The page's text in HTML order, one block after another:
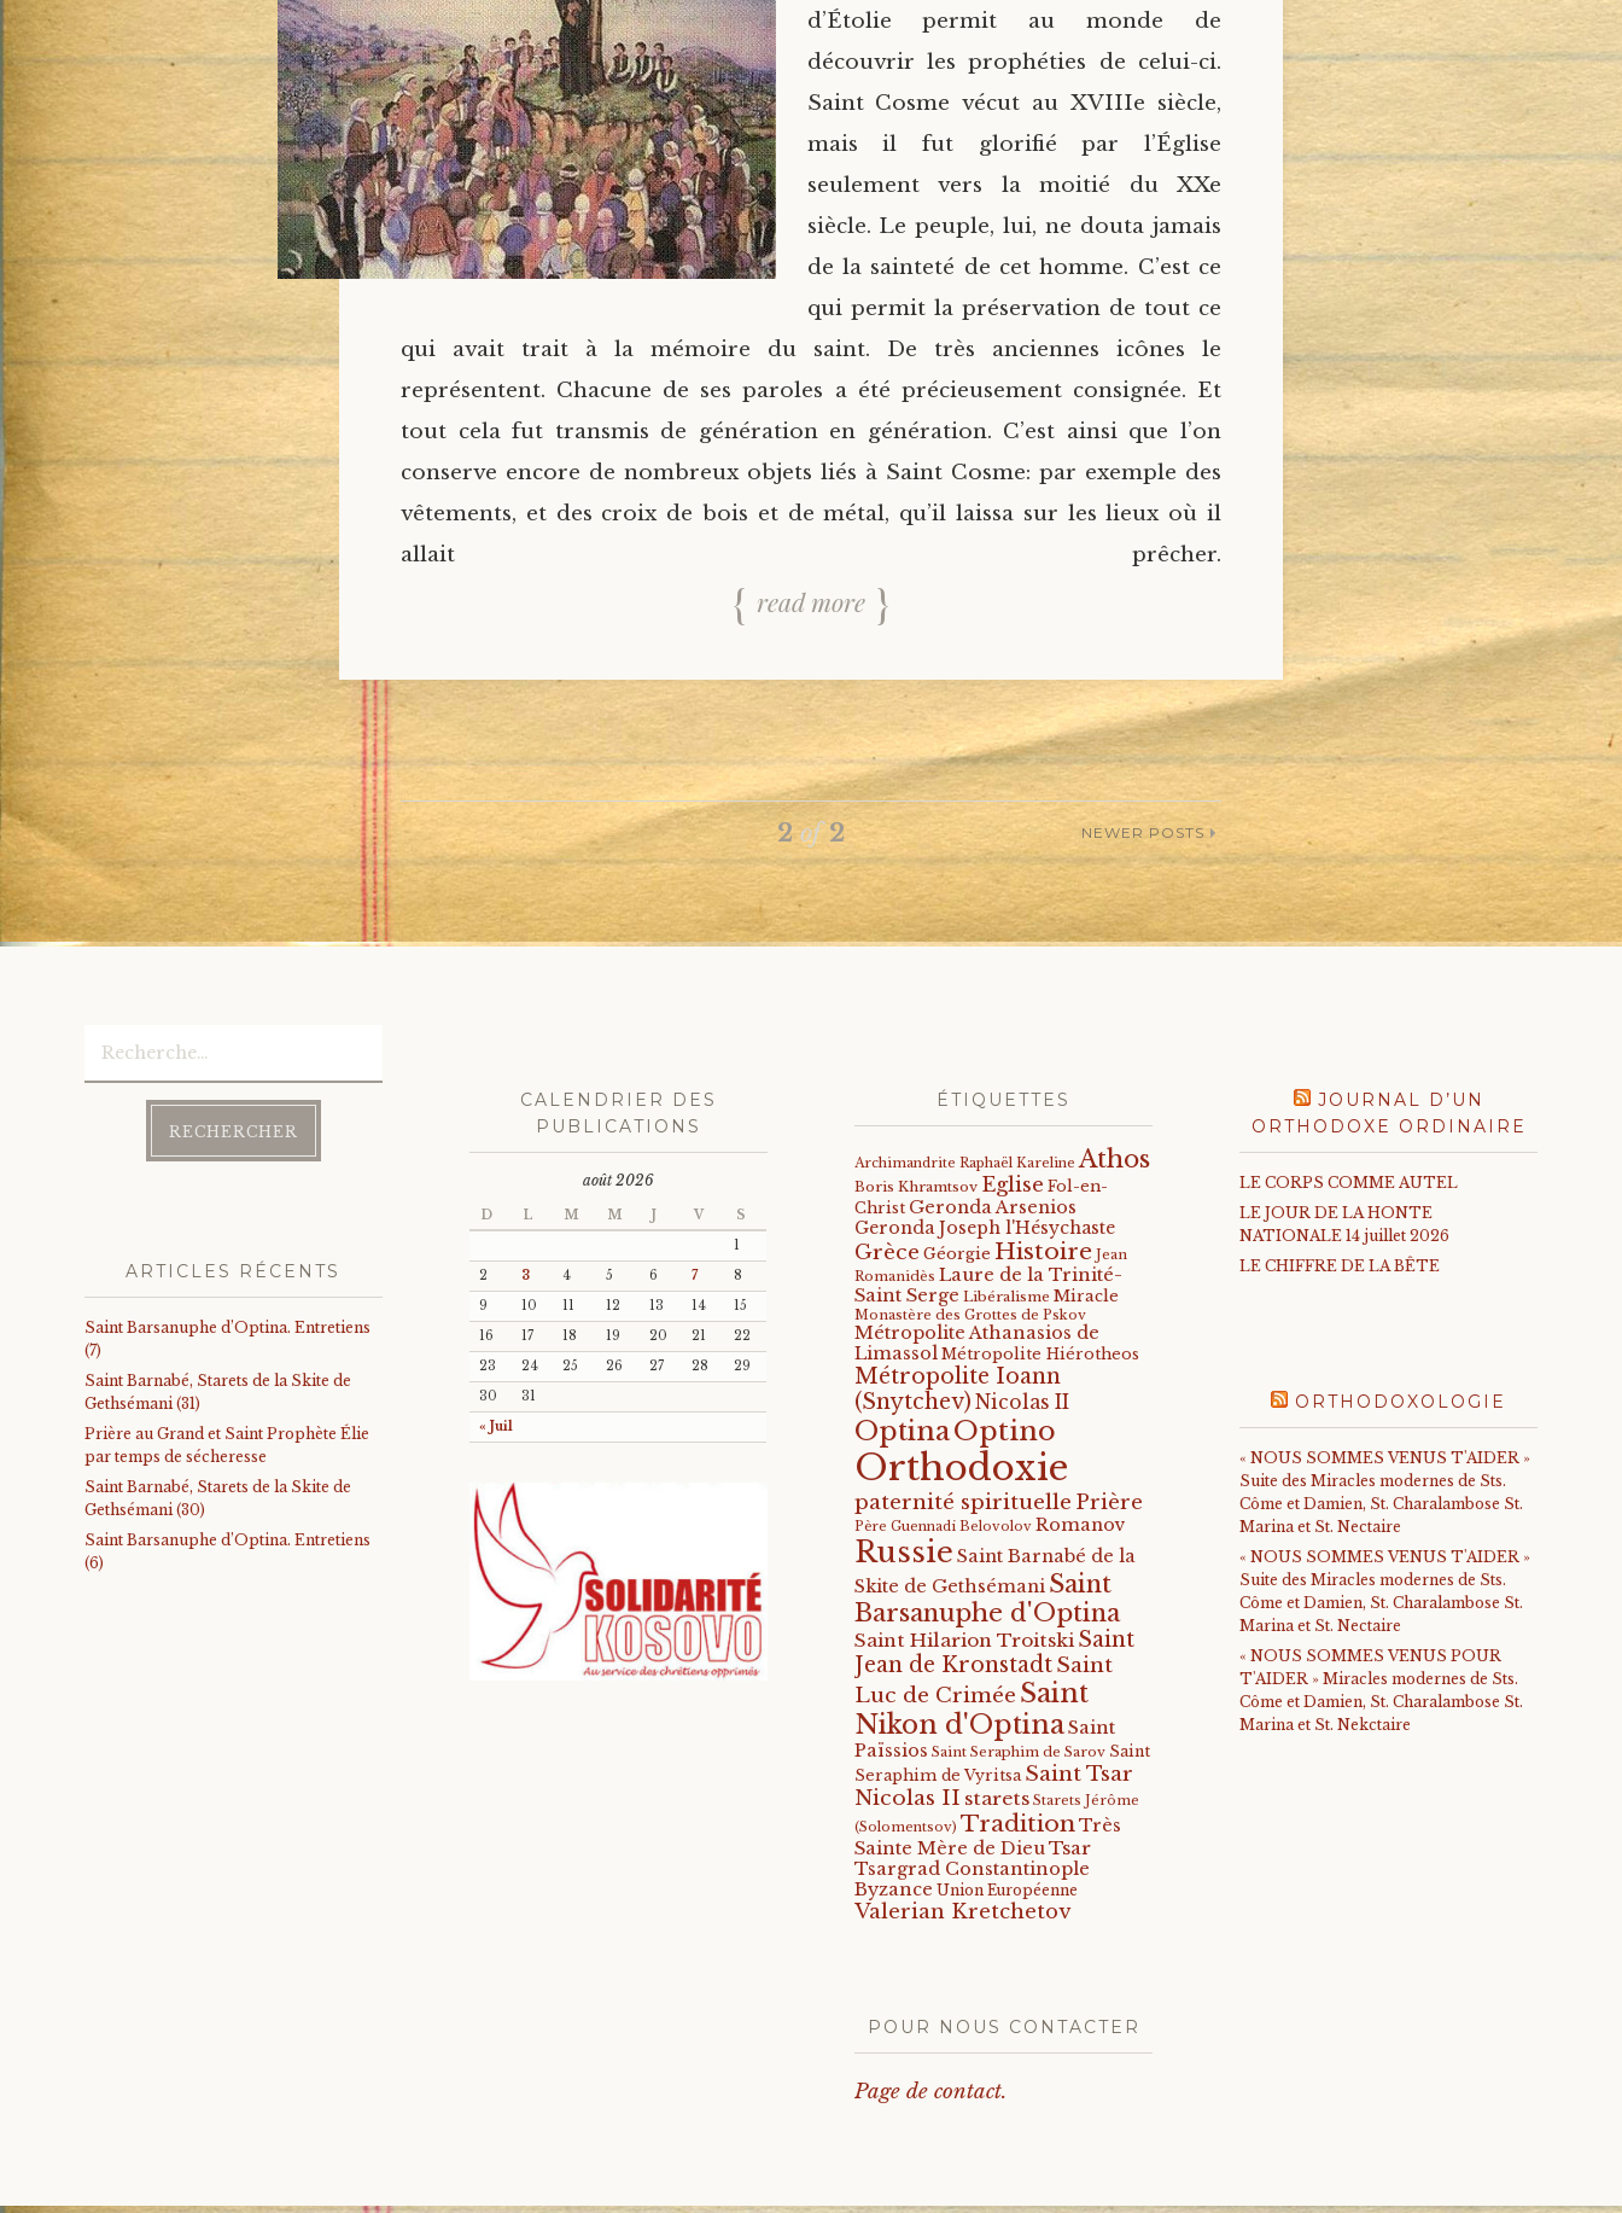
d’Étolie permit au monde de
découvrir les prophéties de celui-ci.
Saint Cosme vécut au XVIIIe siècle,
mais il fut glorifié par l’Église
seulement vers la moitié du XXe
siècle. Le peuple, lui, ne douta jamais
de la sainteté de cet homme. C’est ce
qui permit la préservation de tout ce
qui avait trait à la mémoire du saint. De très anciennes icônes le
représentent. Chacune de ses paroles a été précieusement consignée. Et
tout cela fut transmis de génération en génération. C’est ainsi que l’on
conserve encore de nombreux objets liés à Saint Cosme: par exemple des
vêtements, et des croix de bois et de métal, qu’il laissa sur les lieux où il
allait prêcher.
read more
Post
2 of2 NEWER POSTS
Rechercher :
ARTICLES RÉCENTS
Saint Barsanuphe d’Optina. Entretiens
(7)
Saint Barnabé, Starets de la Skite de
Gethsémani (31)
Prière au Grand et Saint Prophète Élie
par temps de sécheresse
Saint Barnabé, Starets de la Skite de
Gethsémani (30)
Saint Barsanuphe d’Optina. Entretiens
(6)
CALENDRIER DES
PUBLICATIONS
août 2026
D L M M J V S
« Juil
1
2
3 4 5 6 7
8
9
10 11 12 13 14
15
16
17 18 19 20 21
22
23
24 25 26 27 28
29
30
31
ÉTIQUETTES
Archimandrite Raphaël Kareline Athos
Boris Khramtsov Eglise Fol-en-
Christ Geronda Arsenios
Geronda Joseph l'Hésychaste
Grèce Géorgie Histoire Jean
Romanidès Laure de la Trinité-
Saint Serge Libéralisme Miracle
Monastère des Grottes de Pskov
Métropolite Athanasios de
Limassol Métropolite Hiérotheos
Métropolite Ioann
(Snytchev) Nicolas II
OptinaOptino
Orthodoxie
paternité spirituelle Prière
Père Guennadi Belovolov Romanov
Russie Saint Barnabé de la
Skite de Gethsémani Saint
Barsanuphe d'Optina
Saint Hilarion TroitskiSaint
Jean de KronstadtSaint
Luc de Crimée Saint
Nikon d'OptinaSaint
Païssios Saint Seraphim de Sarov Saint
Seraphim de Vyritsa Saint Tsar
Nicolas II starets Starets Jérôme
(Solomentsov) TraditionTrès
Sainte Mère de DieuTsar
Tsargrad Constantinople
Byzance Union Européenne
Valerian Kretchetov
POUR NOUS CONTACTER
Page de contact.
JOURNAL D’UN
ORTHODOXE ORDINAIRE
LE CORPS COMME AUTEL
LE JOUR DE LA HONTE
NATIONALE 14 juillet 2026
LE CHIFFRE DE LA BÊTE
ORTHODOXOLOGIE
« NOUS SOMMES VENUS T'AIDER »
Suite des Miracles modernes de Sts.
Côme et Damien, St. Charalambose St.
Marina et St. Nectaire
« NOUS SOMMES VENUS T'AIDER »
Suite des Miracles modernes de Sts.
Côme et Damien, St. Charalambose St.
Marina et St. Nectaire
« NOUS SOMMES VENUS POUR
T'AIDER » Miracles modernes de Sts.
Côme et Damien, St. Charalambose St.
Marina et St. Nekctaire